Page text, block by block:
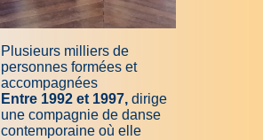
Plusieurs milliers de
personnes formées et
accompagnées
Entre 1992 et 1997, dirige
une compagnie de danse
contemporaine où elle